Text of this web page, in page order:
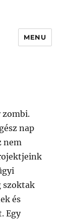
MENU
zombi.
nap
nem
szoktak
és
Egy